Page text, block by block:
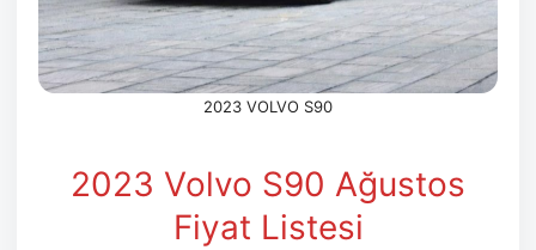
2023 VOLVO S90
2023 Volvo S90 Ağustos
Fiyat Listesi